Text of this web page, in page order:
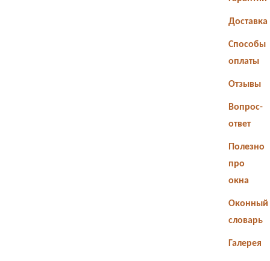
Доставка
Способы
оплаты
Отзывы
Вопрос-
ответ
Полезно
про
окна
Оконный
словарь
Галерея